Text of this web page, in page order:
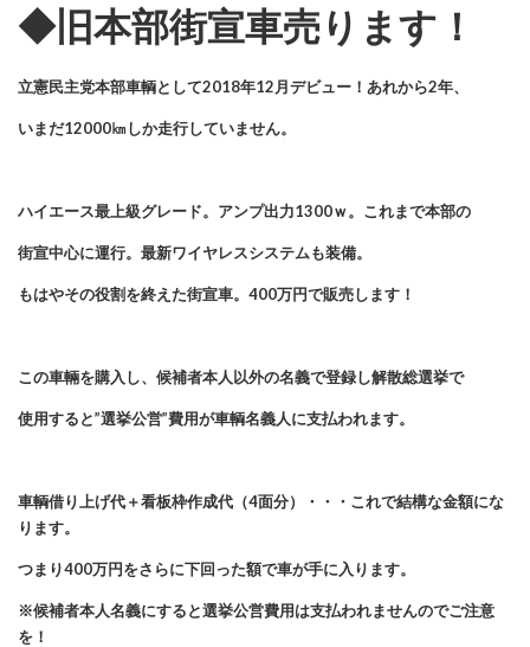
◆旧本部街宣車売ります！
立憲民主党本部車輌として2018年12月デビュー！あれから2年、
いまだ12000㎞しか走行していません。
ハイエース最上級グレード。アンプ出力1300ｗ。これまで本部の
街宣中心に運行。最新ワイヤレスシステムも装備。
もはやその役割を終えた街宣車。400万円で販売します！
この車輛を購入し、候補者本人以外の名義で登録し解散総選挙で
使用すると”選挙公営”費用が車輌名義人に支払われます。
車輌借り上げ代＋看板枠作成代（4面分）・・・これで結構な金額にな
ります。
つまり400万円をさらに下回った額で車が手に入ります。
※候補者本人名義にすると選挙公営費用は支払われませんのでご注意
を！